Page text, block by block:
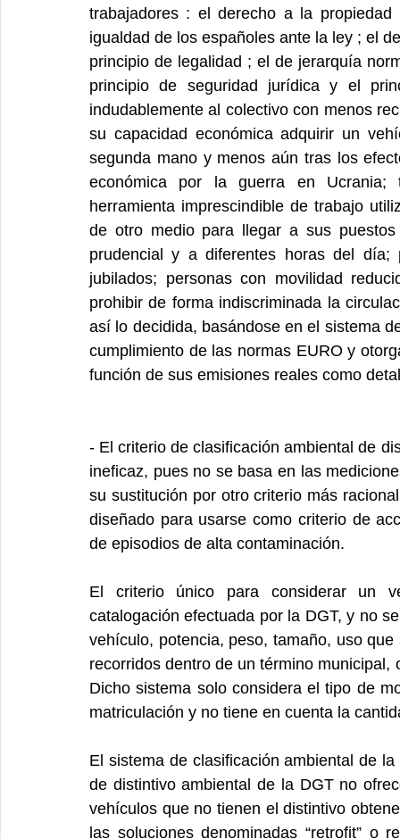
trabajadores : el derecho a la
igualdad de los españoles ante la ley ; el
principio de legalidad ; el de jerarquía
principio de seguridad jurídica y el
indudablemente al colectivo con menos
su capacidad económica adquirir un
segunda mano y menos aún tras los
económica por la guerra en Ucrania;
herramienta imprescindible de trabajo
de otro medio para llegar a sus
prudencial y a diferentes horas del
jubilados; personas con movilidad
prohibir de forma indiscriminada la
así lo decidida, basándose en el sistema
cumplimiento de las normas EURO y
función de sus emisiones reales como
- El criterio de clasificación ambiental de
ineficaz, pues no se basa en las
su sustitución por otro criterio más
diseñado para usarse como criterio de
de episodios de alta contaminación.
El criterio único para considerar un
catalogación efectuada por la DGT, y no
vehículo, potencia, peso, tamaño, uso
recorridos dentro de un término
Dicho sistema solo considera el tipo de
matriculación y no tiene en cuenta la
El sistema de clasificación ambiental de
de distintivo ambiental de la DGT no
vehículos que no tienen el distintivo
las soluciones denominadas “retrofit” o